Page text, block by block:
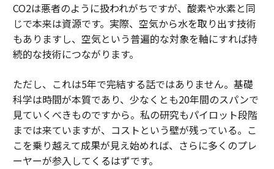
CO2は悪者のように扱われがちですが、酸素や水素と同
じで本来は資源です。実際、空気から水を取り出す技術
もありますし、空気という普遍的な対象を軸にすれば持
続的な技術につながります。
ただし、これは5年で完結する話ではありません。基礎
科学は時間が本質であり、少なくとも20年間のスパンで
見ていくべきものですから。私の研究もパイロット段階
までは来ていますが、コストという壁が残っている。こ
こを乗り越えて成果が見え始めれば、さらに多くのプレ
ーヤーが参入してくるはずです。